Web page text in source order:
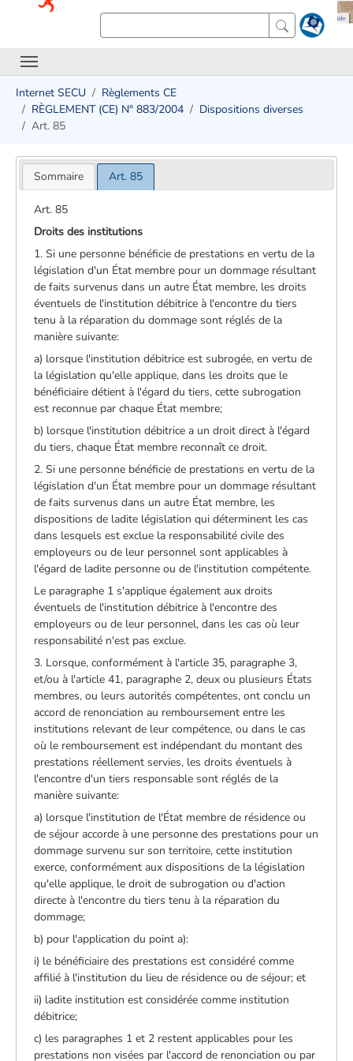
Internet SECU
Règlements CE
RÈGLEMENT (CE) N° 883/2004
Dispositions diverses
Art. 85
Sommaire Art. 85
Art. 85
Droits des institutions
1. Si une personne bénéficie de prestations en vertu de la
législation d'un État membre pour un dommage résultant
de faits survenus dans un autre État membre, les droits
éventuels de l'institution débitrice à l'encontre du tiers
tenu à la réparation du dommage sont réglés de la
manière suivante:
a) lorsque l'institution débitrice est subrogée, en vertu de
la législation qu'elle applique, dans les droits que le
bénéficiaire détient à l'égard du tiers, cette subrogation
est reconnue par chaque État membre;
b) lorsque l'institution débitrice a un droit direct à l'égard
du tiers, chaque État membre reconnaît ce droit.
2. Si une personne bénéficie de prestations en vertu de la
législation d'un État membre pour un dommage résultant
de faits survenus dans un autre État membre, les
dispositions de ladite législation qui déterminent les cas
dans lesquels est exclue la responsabilité civile des
employeurs ou de leur personnel sont applicables à
l'égard de ladite personne ou de l'institution compétente.
Le paragraphe 1 s'applique également aux droits
éventuels de l'institution débitrice à l'encontre des
employeurs ou de leur personnel, dans les cas où leur
responsabilité n'est pas exclue.
3. Lorsque, conformément à l'article 35, paragraphe 3,
et/ou à l'article 41, paragraphe 2, deux ou plusieurs États
membres, ou leurs autorités compétentes, ont conclu un
accord de renonciation au remboursement entre les
institutions relevant de leur compétence, ou dans le cas
où le remboursement est indépendant du montant des
prestations réellement servies, les droits éventuels à
l'encontre d'un tiers responsable sont réglés de la
manière suivante:
a) lorsque l'institution de l'État membre de résidence ou
de séjour accorde à une personne des prestations pour un
dommage survenu sur son territoire, cette institution
exerce, conformément aux dispositions de la législation
qu'elle applique, le droit de subrogation ou d'action
directe à l'encontre du tiers tenu à la réparation du
dommage;
b) pour l'application du point a):
i) le bénéficiaire des prestations est considéré comme
affilié à l'institution du lieu de résidence ou de séjour; et
ii) ladite institution est considérée comme institution
débitrice;
c) les paragraphes 1 et 2 restent applicables pour les
prestations non visées par l'accord de renonciation ou par